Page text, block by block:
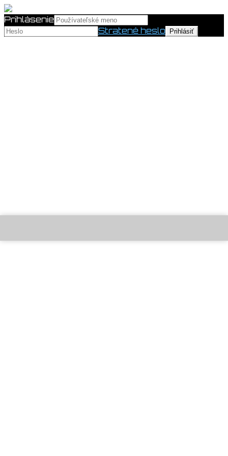
Prihlásenie
Stratené heslo